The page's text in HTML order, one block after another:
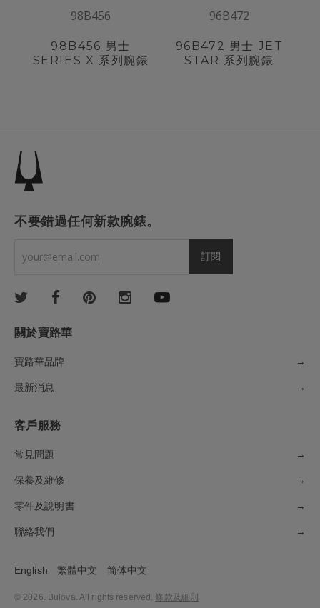
98B456
98B456 男士
SERIES X 系列腕錶
96B472
96B472 男士 JET
STAR 系列腕錶
不要錯過任何新款腕錶。
關於寶路華
寶路華品牌 →
最新消息 →
客戶服務
常見問題 →
保養及維修 →
零件及說明書 →
聯絡我們 →
English 繁體中文 简体中文
© 2026. Bulova. All rights reserved.條款及細則